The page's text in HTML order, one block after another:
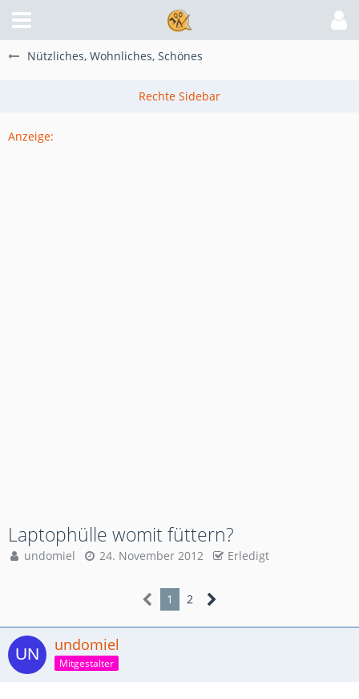
Nützliches, Wohnliches, Schönes
Anzeige:
Laptophülle womit füttern?
undomiel 24. November 2012 Erledigt
1 2
undomiel
Mitgestalter